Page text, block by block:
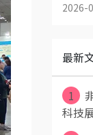
2026-
最新
1
科技